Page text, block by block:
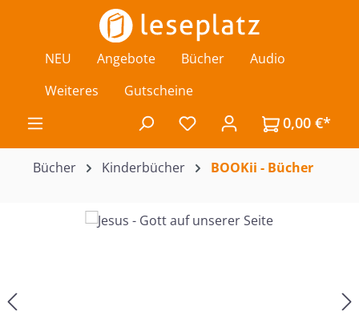
Zum Hauptinhalt springen
NEU Angebote Bücher
Audio
Weiteres
Gutscheine
Du hast 0 Produkte auf
0,00 €*
Bücher Kinderbücher BOOKii - Bücher
Bildergalerie überspringen